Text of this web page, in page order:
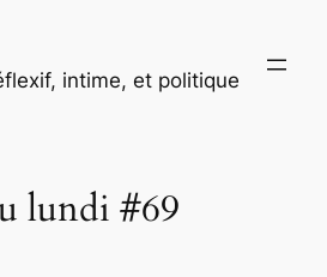
intime, et politique
lundi #69